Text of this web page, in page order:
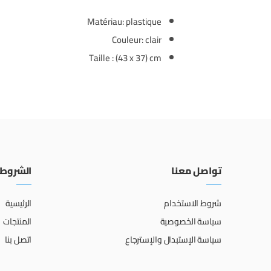
Matériau: plastique
Couleur: clair
Taille : (43 x 37) cm
تواصل معنا
شروط الاستخدام
سياسة الخصوصية
سياسة الإستبدال والإسترجاع
الرئيسية
المنتجات
اتصل بنا